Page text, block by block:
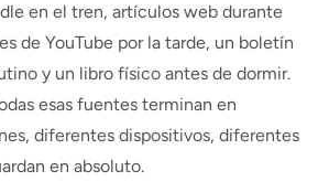
en el tren, artículos web durante
de YouTube por la tarde, un boletín
y un libro físico antes de dormir.
esas fuentes terminan en
diferentes dispositivos, diferentes
en absoluto.